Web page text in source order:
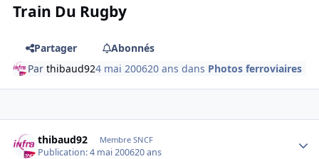
Train Du Rugby
Partager
Abonnés
Parthibaud924 mai 200620 ans dans Photos ferroviaires
thibaud92 Membre SNCF
Publication:4 mai 200620 ans